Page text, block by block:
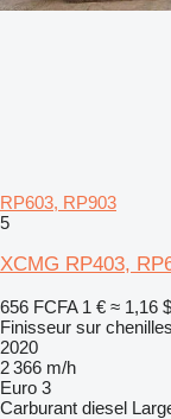
RP603, RP903
5
XCMG RP403,
656 FCFA 1 € ≈ 1,16
Finisseur sur chenilles
2020
2 366 m/h
Euro 3
Carburant diesel